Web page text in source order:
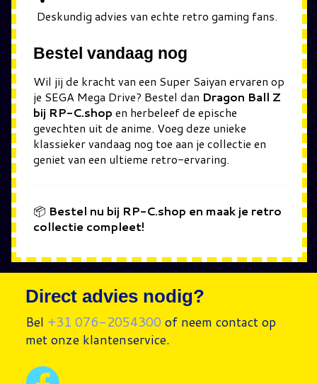
Deskundig advies van echte retro gaming fans.
Bestel vandaag nog
Wil jij de kracht van een Super Saiyan ervaren op
je SEGA Mega Drive? Bestel dan Dragon Ball Z
bij RP-C.shop en herbeleef de epische
gevechten uit de anime. Voeg deze unieke
klassieker vandaag nog toe aan je collectie en
geniet van een ultieme retro-ervaring.
📦 Bestel nu bij RP-C.shop en maak je retro
collectie compleet!
Direct advies nodig?
Bel +31 076-2054300 of neem contact op
met onze klantenservice.